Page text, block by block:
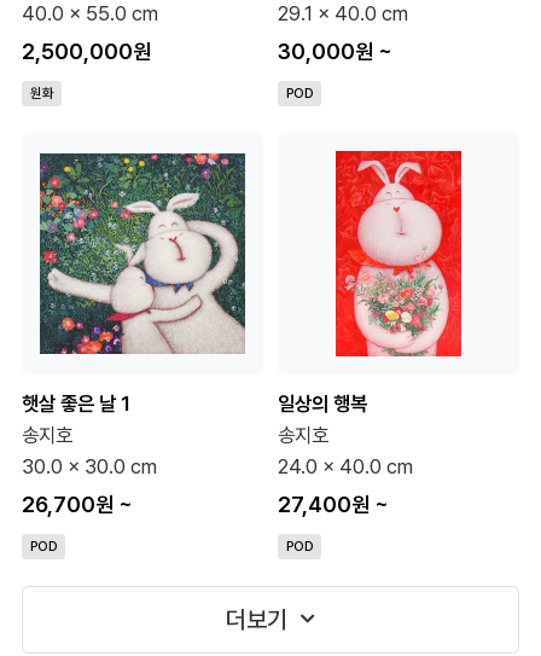
40.0 x 55.0 cm
2,500,000원
원화
29.1 x 40.0 cm
30,000원 ~
POD
햇살 좋은 날 1
송지호
30.0 x 30.0 cm
26,700원 ~
POD
일상의 행복
송지호
24.0 x 40.0 cm
27,400원 ~
POD
더보기